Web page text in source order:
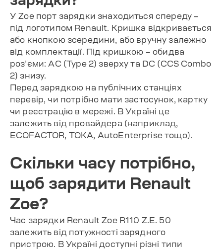
У Zoe порт зарядки знаходиться спереду –
під логотипом Renault. Кришка відкривається
або кнопкою зсередини, або вручну залежно
від комплектації. Під кришкою – обидва
роз’єми: AC (Type 2) зверху та DC (CCS Combo
2) знизу.
Перед зарядкою на публічних станціях
перевір, чи потрібно мати застосунок, картку
чи реєстрацію в мережі. В Україні це
залежить від провайдера (наприклад,
ECOFACTOR, TOKA, AutoEnterprise тощо).
Скільки часу потрібно,
щоб зарядити Renault
Zoe?
Час зарядки Renault Zoe R110 Z.E. 50
залежить від потужності зарядного
пристрою. В Україні доступні різні типи